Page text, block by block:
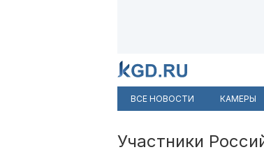
ВСЕ НОВОСТИ КАМЕРЫ
Участники